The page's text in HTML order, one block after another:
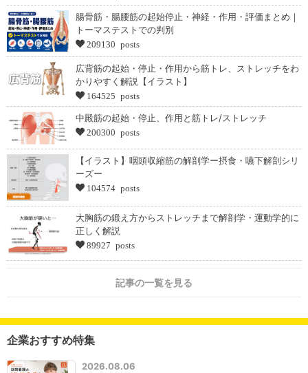
腸骨筋・腸腰筋の起始停止・神経・作用・評価まとめ｜
トーマステストでの判別
209130 posts
広背筋の起始・停止・作用から筋トレ、ストレッチをわ
かりやすく解説【イラスト】
164525 posts
中殿筋の起始・停止、作用と筋トレ/ストレッチ
200300 posts
【イラスト】咽頭収縮筋の解剖学ー摂食・嚥下解剖シリ
ーズー
104574 posts
大胸筋の鍛え方からストレッチまで解剖学・運動学的に
正しく解説
89927 posts
記事の一覧を見る
企業おすすめ特集
2026.08.06